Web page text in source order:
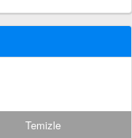
Temizle